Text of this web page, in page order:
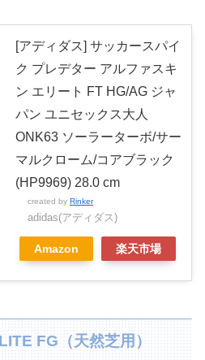
[アディダス] サッカースパイ
ク プレデター アルファスキ
ン エリート FT HG/AG ジャ
パン ユニセックス大人
ONK63 ソーラーターボ/サー
マルクローム/コアブラック
(HP9969) 28.0 cm
created by Rinker
adidas(アディダス)
Amazon 楽天市場
FG（天然芝用）